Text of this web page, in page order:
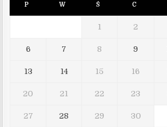
P W Ś C
1 2
6 7 8 9
13 14 15 16
20 21 22 23
27 28 29 30